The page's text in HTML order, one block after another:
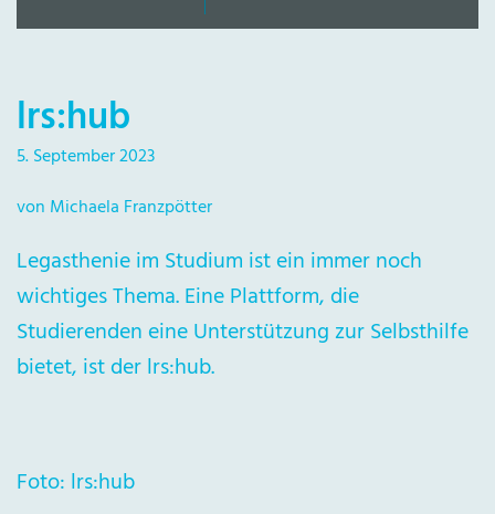
lrs:hub
5. September 2023
von Michaela Franzpötter
Legasthenie im Studium ist ein immer noch
wichtiges Thema. Eine Plattform, die
Studierenden eine Unterstützung zur Selbsthilfe
bietet, ist der lrs:hub.
Foto: lrs:hub